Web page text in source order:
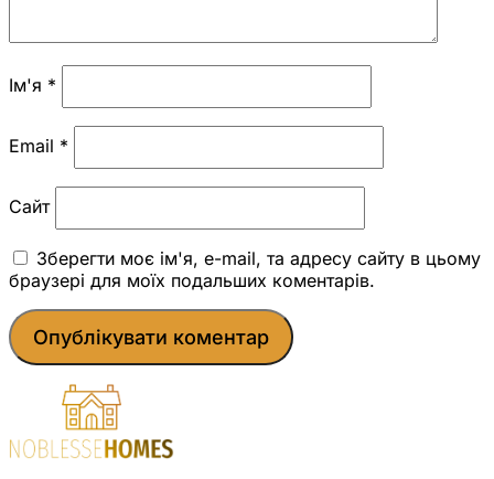
Ім'я *
Email *
Сайт
Зберегти моє ім'я, e-mail, та адресу сайту в цьому
браузері для моїх подальших коментарів.